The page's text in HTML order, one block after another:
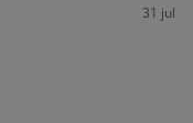
31 jul